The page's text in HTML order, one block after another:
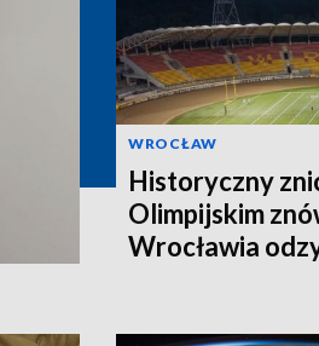
WROCŁAW
Historyczny
Olimpijskim
Wrocławia